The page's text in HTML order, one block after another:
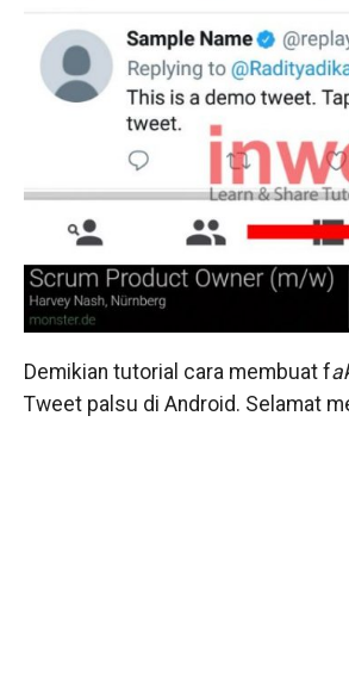
Demikian tutorial cara membuat f
Tweet palsu di Android. Selamat